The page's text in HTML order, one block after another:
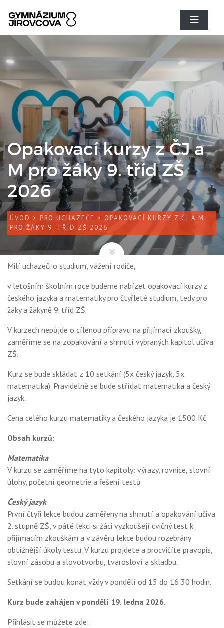
Opakovací kurzy z ČJ a
M pro žáky 9. tříd ZŠ
2026
ÚVOD > PRO UCHAZEČE > OPAKOVACÍ KURZY Z ČJ A M
PRO ŽÁKY 9. TŘÍD ZŠ 2026
Milí uchazeči o studium, vážení rodiče,
v letošním školním roce budeme nabízet opakovací kurzy z
českého jazyka a matematiky pro čtyřleté studium, tedy pro
žáky a žákyně 9. tříd ZŠ.
V kurzech nepůjde o cílenou přípravu na přijímací zkoušky,
zaměříme se na zopakování a shrnutí vybraných kapitol učiva
ZŠ.
Kurz se bude skládat z 10 setkání (5x český jazyk, 5x
matematika). Pravidelně se bude střídat matematika a český
jazyk.
Cena celého kurzu matematiky a českého jazyka je 1500 Kč.
Obsah kurzů:
Matematika
V kurzu se zaměříme na tyto kapitoly: výrazy, rovnice, slovní
úlohy, početní geometrie a řešení testů
Český jazyk
První čtyři lekce budou zaměřeny na shrnutí a opakování učiva
2. stupně ZŠ, v páté lekci si žáci vyzkoušejí cvičný test k
přijímacím zkouškám a v závěru lekce budou rozebrány
obtížnější úkoly testu. V kurzu projdete a procvičíte pravopis,
slovní zásobu a slovotvorbu, tvarosloví a skladbu.
Setkání se budou konat vždy v pondělí od 15 do 16:30 hodin.
Kurz bude zahájen v pondělí 19. ledna 2026.
Přihlásit se můžete zde: